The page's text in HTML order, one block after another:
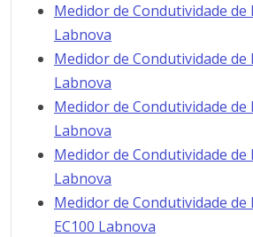
Medidor de Condutividade de
Labnova
Medidor de Condutividade de
Labnova
Medidor de Condutividade de
Labnova
Medidor de Condutividade de
Labnova
Medidor de Condutividade
EC100 Labnova